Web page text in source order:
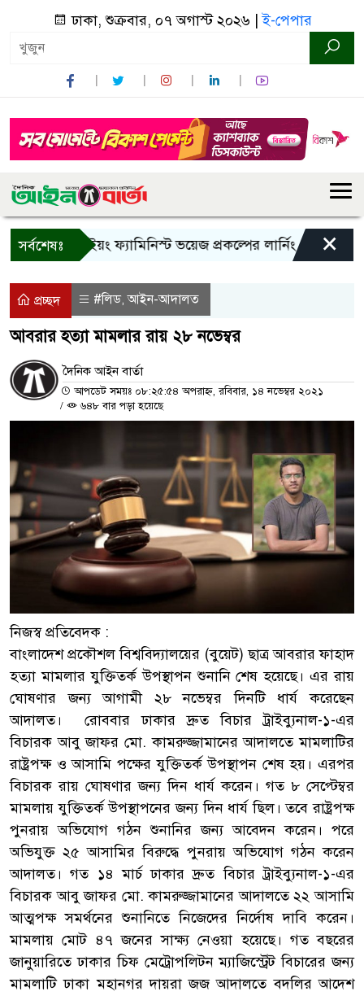
ঢাকা, শুক্রবার, ০৭ অগাস্ট ২০২৬ |ই-পেপার
সর্বশেষঃ
বান্দরবানে ইয়ং ফ্যামিনিস্ট ভয়েজ প্রকল্পের লার্নিং শেয়ারিং×
প্রচ্ছদ #লিড,আইন-আদালত
আবরার হত্যা মামলার রায় ২৮ নভেম্বর
দৈনিক আইন বার্তা
আপডেট সময়ঃ ০৮:২৫:৫৪ অপরাহ্ন, রবিবার, ১৪ নভেম্বর ২০২১
/
৬৪৮ বার পড়া হয়েছে
নিজস্ব প্রতিবেদক :
বাংলাদেশ প্রকৌশল বিশ্ববিদ্যালয়ের (বুয়েট) ছাত্র আবরার ফাহাদ
হত্যা মামলার যুক্তিতর্ক উপস্থাপন শুনানি শেষ হয়েছে। এর রায়
ঘোষণার জন্য আগামী ২৮ নভেম্বর দিনটি ধার্য করেছেন
আদালত। রোববার ঢাকার দ্রুত বিচার ট্রাইব্যুনাল-১-এর
বিচারক আবু জাফর মো. কামরুজ্জামানের আদালতে মামলাটির
রাষ্ট্রপক্ষ ও আসামি পক্ষের যুক্তিতর্ক উপস্থাপন শেষ হয়। এরপর
বিচারক রায় ঘোষণার জন্য দিন ধার্য করেন। গত ৮ সেপ্টেম্বর
মামলায় যুক্তিতর্ক উপস্থাপনের জন্য দিন ধার্য ছিল। তবে রাষ্ট্রপক্ষ
পুনরায় অভিযোগ গঠন শুনানির জন্য আবেদন করেন। পরে
অভিযুক্ত ২৫ আসামির বিরুদ্ধে পুনরায় অভিযোগ গঠন করেন
আদালত। গত ১৪ মার্চ ঢাকার দ্রুত বিচার ট্রাইব্যুনাল-১-এর
বিচারক আবু জাফর মো. কামরুজ্জামানের আদালতে ২২ আসামি
আত্মপক্ষ সমর্থনের শুনানিতে নিজেদের নির্দোষ দাবি করেন।
মামলায় মোট ৪৭ জনের সাক্ষ্য নেওয়া হয়েছে। গত বছরের
জানুয়ারিতে ঢাকার চিফ মেট্রোপলিটন ম্যাজিস্ট্রেট বিচারের জন্য
মামলাটি ঢাকা মহানগর দায়রা জজ আদালতে বদলির আদেশ